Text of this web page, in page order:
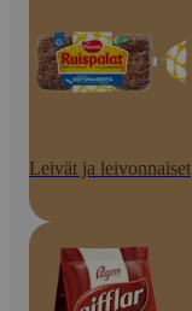
Leivät ja leivonnaiset